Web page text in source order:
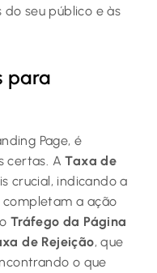
seu público e às
para
Page, é
certas. ATaxa de
crucial, indicando a
a ação
Tráfego da Página
de Rejeição, que
o que